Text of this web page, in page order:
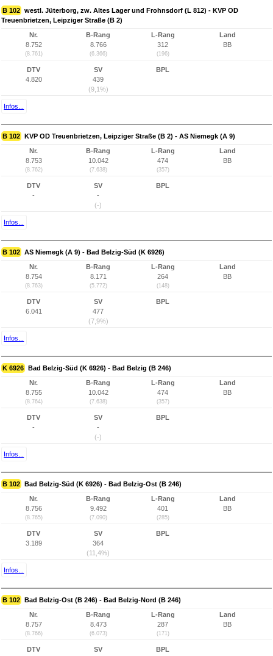
B 102 westl. Jüterborg, zw. Altes Lager und Frohnsdorf (L 812) - KVP OD
Treuenbrietzen, Leipziger Straße (B 2)
Nr.
8.752
(8.761)
B-Rang
8.766
(6.366)
L-Rang
312
(196)
Land
BB
DTV
4.820
SV
439
(9,1%)
BPL
Infos...
B 102 KVP OD Treuenbrietzen, Leipziger Straße (B 2) - AS Niemegk (A 9)
Nr.
8.753
(8.762)
B-Rang
10.042
(7.638)
L-Rang
474
(357)
Land
BB
DTV
-
SV
-
(-)
BPL
Infos...
B 102 AS Niemegk (A 9) - Bad Belzig-Süd (K 6926)
Nr.
8.754
(8.763)
B-Rang
8.171
(5.772)
L-Rang
264
(148)
Land
BB
DTV
6.041
SV
477
(7,9%)
BPL
Infos...
K 6926 Bad Belzig-Süd (K 6926) - Bad Belzig (B 246)
Nr.
8.755
(8.764)
B-Rang
10.042
(7.638)
L-Rang
474
(357)
Land
BB
DTV
-
SV
-
(-)
BPL
Infos...
B 102 Bad Belzig-Süd (K 6926) - Bad Belzig-Ost (B 246)
Nr.
8.756
(8.765)
B-Rang
9.492
(7.090)
L-Rang
401
(285)
Land
BB
DTV
3.189
SV
364
(11,4%)
BPL
Infos...
B 102 Bad Belzig-Ost (B 246) - Bad Belzig-Nord (B 246)
Nr.
8.757
(8.766)
B-Rang
8.473
(6.073)
L-Rang
287
(171)
Land
BB
DTV
SV
BPL